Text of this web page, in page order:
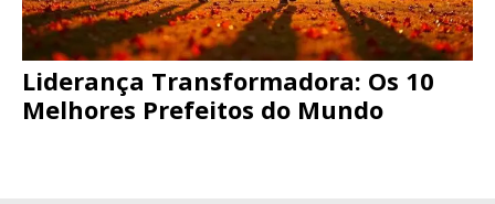
Liderança Transformadora: Os 10
Melhores Prefeitos do Mundo